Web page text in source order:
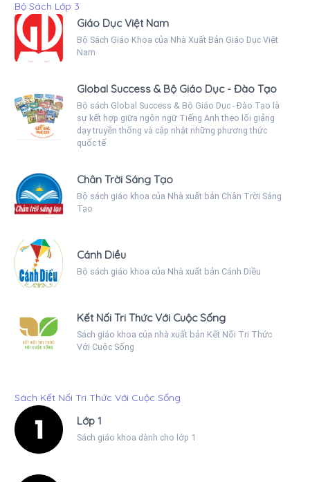
Bộ Sách Lớp 3
Giáo Dục Việt Nam
Bộ Sách Giáo Khoa của Nhà Xuất Bản Giáo Dục Việt
Nam
Global Success & Bộ Giáo Dục - Đào Tạo
Bộ sách Global Success & Bộ Giáo Dục - Đào Tạo là
sự kết hợp giữa ngôn ngữ Tiếng Anh theo lối giảng
dạy truyền thống và cập nhật những phương thức
quốc tế
Chân Trời Sáng Tạo
Bộ sách giáo khoa của Nhà xuất bản Chân Trời Sáng
Tạo
Cánh Diều
Bộ sách giáo khoa của Nhà xuất bản Cánh Diều
Kết Nối Tri Thức Với Cuộc Sống
Sách giáo khoa của nhà xuất bản Kết Nối Tri Thức
Với Cuộc Sống
Sách Kết Nối Tri Thức Với Cuộc Sống
Lớp 1
Sách giáo khoa dành cho lớp 1